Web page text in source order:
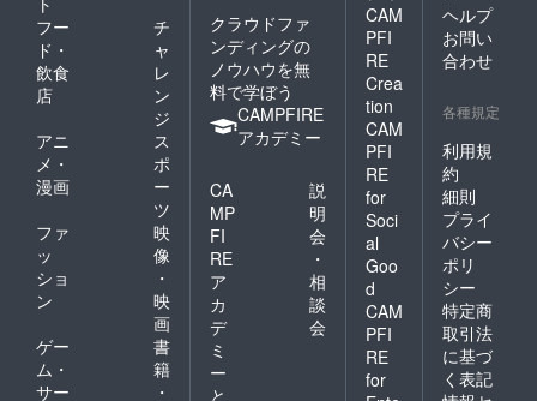
フー
ド・
飲食
店
チ
ャ
レ
ン
ジ
アニ
メ・
漫画
ス
ポ
ー
ツ
ファ
ッ
ショ
ン
映
像
・
映
画
ゲー
ム・
サー
書
籍
・
クラウドファ
ンディングの
ノウハウを無
料で学ぼう
CAMPFIRE
アカデミー
CA
MP
FI
RE
ア
カ
デ
ミ
ー
と
説
明
会
・
相
談
会
CAM
PFI
RE
Crea
tion
CAM
PFI
RE
for
Soci
al
Goo
d
CAM
PFI
RE
for
ヘルプ
お問い
合わせ
各種規定
利用規
約
細則
プライ
バシー
ポリ
シー
特定商
取引法
に基づ
く表記